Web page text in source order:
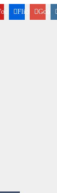
Flickr